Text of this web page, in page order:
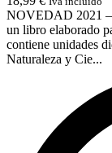
NOVEDAD 2021
un libro elaborado
contiene unidades
Naturaleza y Cie...